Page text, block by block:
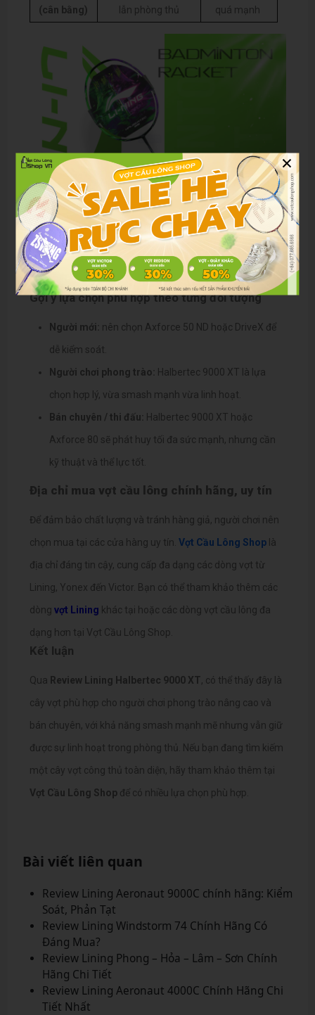
(cân bằng) lẫn phòng thủ quá mạnh
Gợi ý lựa chọn phù hợp theo từng đối tượng
Người mới: nên chọn Axforce 50 ND hoặc DriveX để
dễ kiểm soát.
Người chơi phong trào: Halbertec 9000 XT là lựa
chọn hợp lý, vừa smash mạnh vừa linh hoạt.
Bán chuyên / thi đấu: Halbertec 9000 XT hoặc
Axforce 80 sẽ phát huy tối đa sức mạnh, nhưng cần
kỹ thuật và thể lực tốt.
Địa chỉ mua vợt cầu lông chính hãng, uy tín
Để đảm bảo chất lượng và tránh hàng giả, người chơi nên
chọn mua tại các cửa hàng uy tín. Vợt Cầu Lông Shoplà
địa chỉ đáng tin cậy, cung cấp đa dạng các dòng vợt từ
Lining, Yonex đến Victor. Bạn có thể tham khảo thêm các
dòng vợt Lining khác tại hoặc các dòng vợt cầu lông đa
dạng hơn tại Vợt Cầu Lông Shop.
Kết luận
Qua Review Lining Halbertec 9000 XT, có thể thấy đây là
cây vợt phù hợp cho người chơi phong trào nâng cao và
bán chuyên, với khả năng smash mạnh mẽ nhưng vẫn giữ
được sự linh hoạt trong phòng thủ. Nếu bạn đang tìm kiếm
một cây vợt công thủ toàn diện, hãy tham khảo thêm tại
Vợt Cầu Lông Shopđể có nhiều lựa chọn phù hợp.
Bài viết liên quan
Review Lining Aeronaut 9000C chính hãng: Kiểm
Soát, Phản Tạt
Review Lining Windstorm 74 Chính Hãng Có
Đáng Mua?
Review Lining Phong – Hỏa – Lâm – Sơn Chính
Hãng Chi Tiết
Review Lining Aeronaut 4000C Chính Hãng Chi
Tiết Nhất
×